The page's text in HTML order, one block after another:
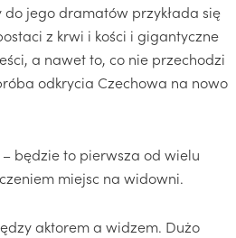
do jego dramatów przykłada się
z krwi i kości i gigantyczne
a nawet to, co nie przechodzi
odkrycia Czechowa na nowo
będzie to pierwsza od wielu
miejsc na widowni.
aktorem a widzem. Dużo